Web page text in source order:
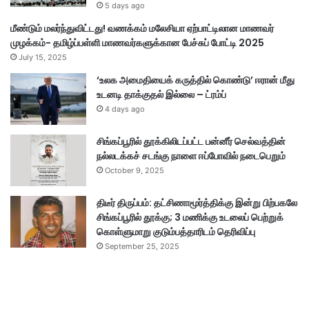
5 days ago
மீண்டும் மலர்ந்துவிட்டது! வணக்கம் மலேசியா ஏற்பாட்டிலான மாணவர்
முழக்கம்- தமிழ்ப்பள்ளி மாணவர்களுக்கான பேச்சுப் போட்டி 2025
July 15, 2025
‘உலக அமைதியைக் கருத்தில் கொண்டு’ ஈரான் மீது
உடனடி தாக்குதல் இல்லை – ட்ரம்ப்
4 days ago
சிங்கப்பூரில் தூக்கிலிடப்பட்ட பன்னீர் செல்வத்தின்
நல்லடக்கச் சடங்கு நாளை ஈப்போவில் நடைபெறும்
October 9, 2025
திடீர் திருப்பம்: தட்சிணாமூர்த்திக்கு இன்று பிற்பகலே
சிங்கப்பூரில் தூக்கு; 3 மணிக்கு உடலைப் பெற்றுக்
கொள்ளுமாறு குடும்பத்தாரிடம் தெரிவிப்பு
September 25, 2025